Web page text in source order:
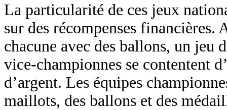
La particularité de ces jeux
sur des récompenses financières.
chacune avec des ballons, un jeu
vice-championnes se contentent
d’argent. Les équipes
maillots, des ballons et des